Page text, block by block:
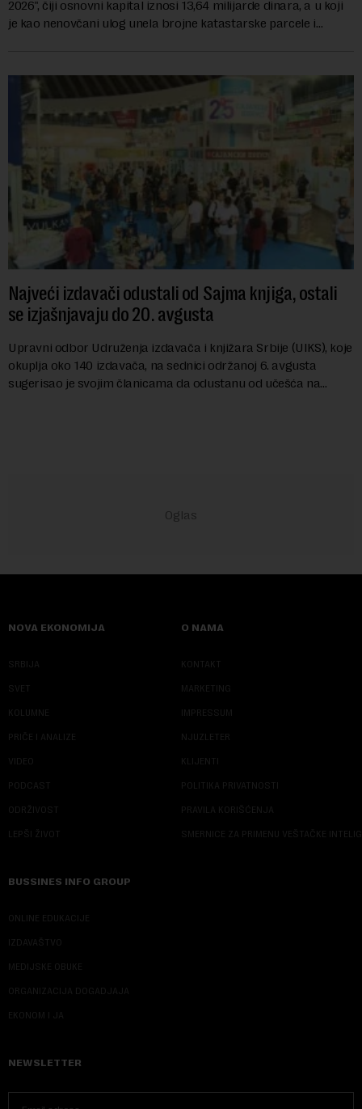
2026", čiji osnovni kapital iznosi 13,64 milijarde dinara, a u koji
je kao nenovčani ulog unela brojne katastarske parcele i
Najveći izdavači odustali od Sajma knjiga, ostali
se izjašnjavaju do 20. avgusta
Upravni odbor Udruženja izdavača i knjižara Srbije (UIKS), koje
okuplja oko 140 izdavača, na sednici održanoj 6. avgusta
sugerisao je svojim članicama da odustanu od učešća na
NOVA EKONOMIJA
SRBIJA
SVET
KOLUMNE
PRIČE I ANALIZE
VIDEO
PODCAST
ODRŽIVOST
LEPŠI ŽIVOT
O NAMA
KONTAKT
MARKETING
IMPRESSUM
NJUZLETER
KLIJENTI
POLITIKA PRIVATNOSTI
PRAVILA KORIŠĆENJA
SMERNICE ZA PRIMENU VEŠTAČKE
BUSSINES INFO GROUP
ONLINE EDUKACIJE
IZDAVAŠTVO
MEDIJSKE OBUKE
ORGANIZACIJA DOGADJAJA
EKONOM I JA
NEWSLETTER